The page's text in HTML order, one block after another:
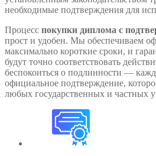
необходимые подтверждения для
Процесс покупки диплома с
прост и удобен. Мы обеспечиваем
максимально короткие сроки, и
будут точно соответствовать
беспокоиться о подлинности —
официальное подтверждение,
любых государственных и частных